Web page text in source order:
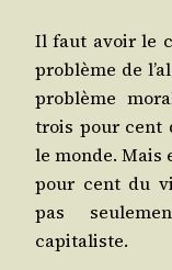
Il faut avoir le
pro­blème de
pro­blème
trois pour cent
le monde.
pour cent du
pas
capitaliste.